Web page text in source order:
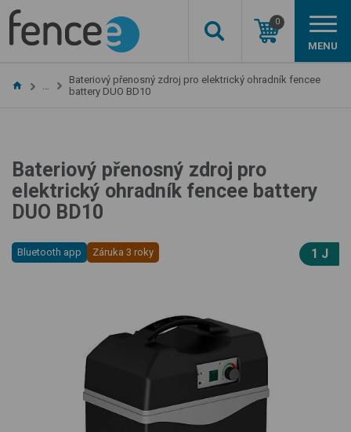
0
MENU
…
Bateriový přenosný zdroj pro elektrický ohradník fencee
battery DUO BD10
Bateriový přenosný zdroj pro
elektrický ohradník fencee battery
DUO BD10
Bluetooth app Záruka 3 roky 1 J